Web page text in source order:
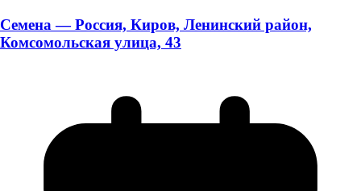
Семена — Россия, Киров, Ленинский район,
Комсомольская улица, 43